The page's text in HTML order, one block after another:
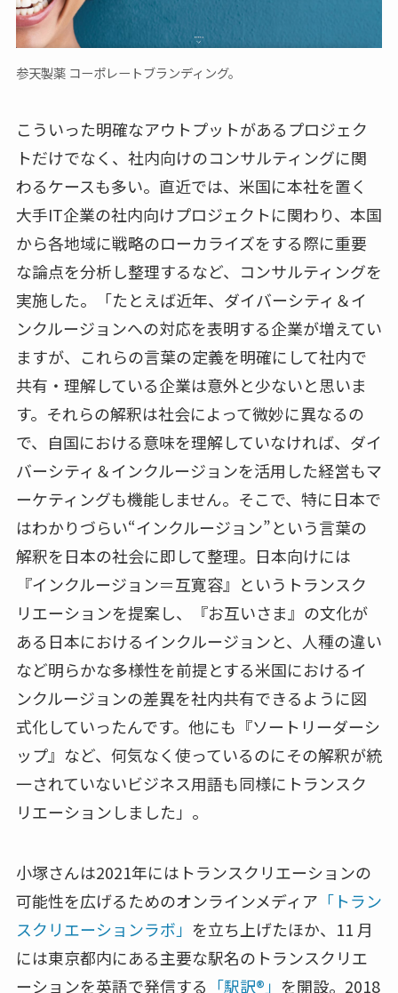
参天製薬 コーポレートブランディング。
こういった明確なアウトプットがあるプロジェク
トだけでなく、社内向けのコンサルティングに関
わるケースも多い。直近では、米国に本社を置く
大手IT企業の社内向けプロジェクトに関わり、本国
から各地域に戦略のローカライズをする際に重要
な論点を分析し整理するなど、コンサルティングを
実施した。「たとえば近年、ダイバーシティ＆イ
ンクルージョンへの対応を表明する企業が増えてい
ますが、これらの言葉の定義を明確にして社内で
共有・理解している企業は意外と少ないと思いま
す。それらの解釈は社会によって微妙に異なるの
で、自国における意味を理解していなければ、ダイ
バーシティ＆インクルージョンを活用した経営もマ
ーケティングも機能しません。そこで、特に日本で
はわかりづらい“インクルージョン”という言葉の
解釈を日本の社会に即して整理。日本向けには
『インクルージョン＝互寛容』というトランスク
リエーションを提案し、『お互いさま』の文化が
ある日本におけるインクルージョンと、人種の違い
など明らかな多様性を前提とする米国におけるイ
ンクルージョンの差異を社内共有できるように図
式化していったんです。他にも『ソートリーダーシ
ップ』など、何気なく使っているのにその解釈が統
一されていないビジネス用語も同様にトランスク
リエーションしました」。
小塚さんは2021年にはトランスクリエーションの
可能性を広げるためのオンラインメディア 「トラン
スクリエーションラボ」 を立ち上げたほか、11 月
には東京都内にある主要な駅名のトランスクリエ
ーションを英語で発信する 「駅訳®」 を開設。2018